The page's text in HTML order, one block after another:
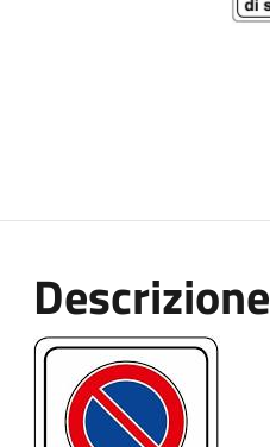
Descrizione